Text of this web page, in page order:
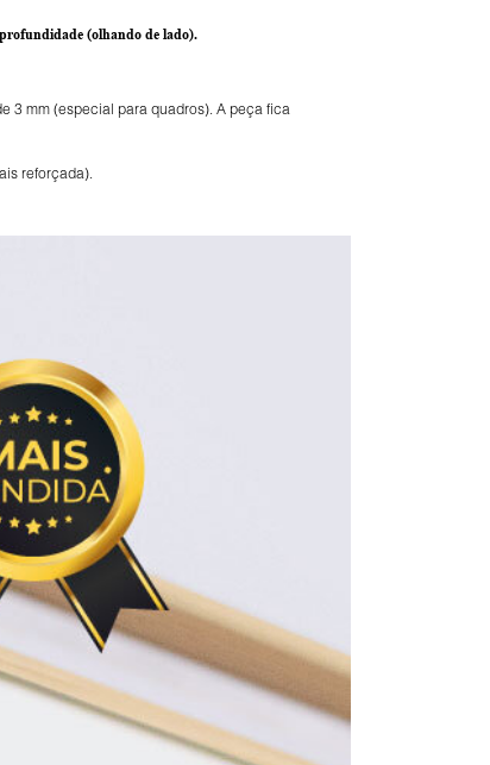
(olhando de lado).
3 mm (especial para quadros). A peça fica
reforçada).